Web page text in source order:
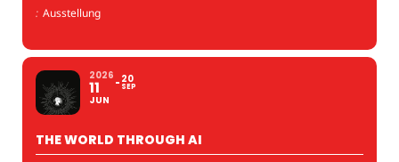
: Ausstellung
2026
11
JUN
20
SEP
THE WORLD THROUGH AI